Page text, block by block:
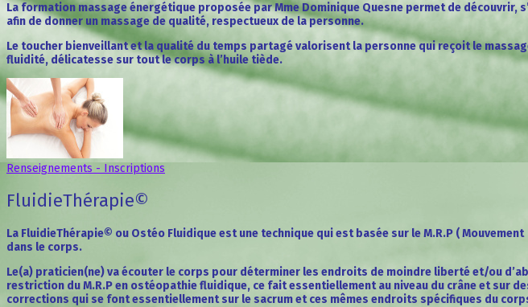
La formation massage énergétique proposée par Mme Dominique Quesne permet de découvrir,
afin de donner un massage de qualité, respectueux de la personne.
Le toucher bienveillant et la qualité du temps partagé valorisent la personne qui reçoit le
fluidité, délicatesse sur tout le corps à l’huile tiède.
Renseignements - Inscriptions
FluidieThérapie©
La FluidieThérapie© ou Ostéo Fluidique est une technique qui est basée sur le M.R.P (
dans le corps.
Le(a) praticien(ne) va écouter le corps pour déterminer les endroits de moindre liberté et/ou
restriction du M.R.P en ostéopathie fluidique, ce fait essentiellement au niveau du crâne et sur
corrections qui se font essentiellement sur le sacrum et ces mêmes endroits spécifiques du